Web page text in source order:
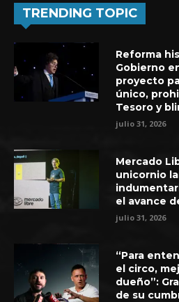
TRENDING TOPIC
Reforma
Gobierno
proyecto
único,
Tesoro y
julio 31, 2026
Mercado
unicornio
el avance
julio 31, 2026
“Para
el circo,
dueño”:
de su